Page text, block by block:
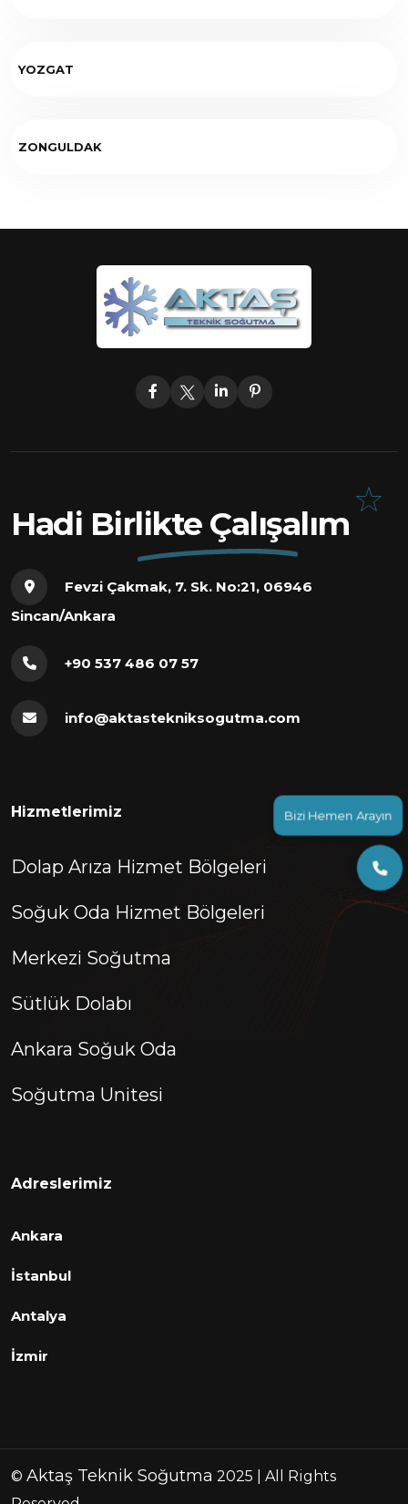
Bizi Hemen Arayın
YOZGAT
ZONGULDAK
Hadi Birlikte Çalışalım
Fevzi Çakmak, 7. Sk. No:21, 06946
Sincan/Ankara
+90 537 486 07 57
info@aktastekniksogutma.com
Hizmetlerimiz
Dolap Arıza Hizmet Bölgeleri
Soğuk Oda Hizmet Bölgeleri
Merkezi Soğutma
Sütlük Dolabı
Ankara Soğuk Oda
Soğutma Unitesi
Adreslerimiz
Ankara
İstanbul
Antalya
İzmir
© Aktaş Teknik Soğutma 2025 | All Rights